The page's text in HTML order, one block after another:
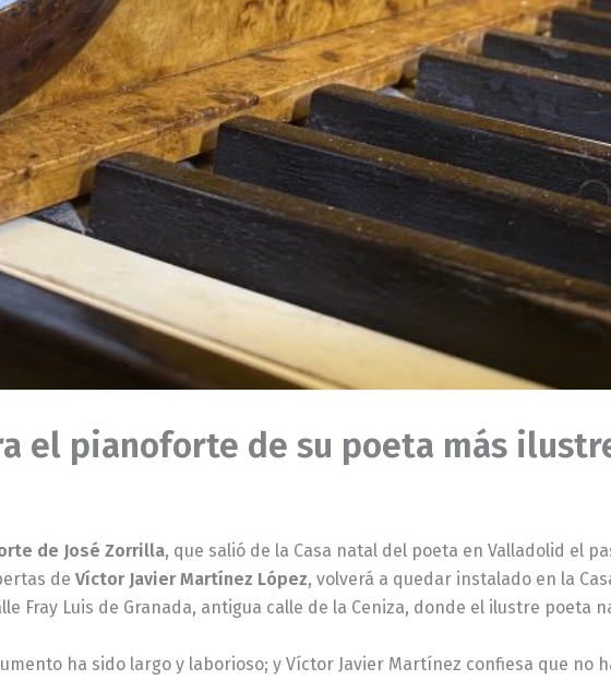
el pianoforte de su poeta más
de José Zorrilla, que salió de la Casa natal del poeta en Valladolid el
de Víctor Javier Martínez López, volverá a quedar instalado en la
Fray Luis de Granada, antigua calle de la Ceniza, donde el ilustre poeta
ha sido largo y laborioso; y Víctor Javier Martínez confiesa que no